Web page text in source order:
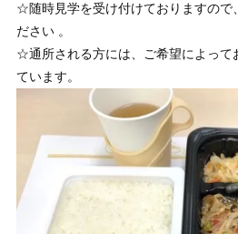
☆随時見学を受け付けておりますので
ださい 。
☆通所される方には、ご希望によって
ています。